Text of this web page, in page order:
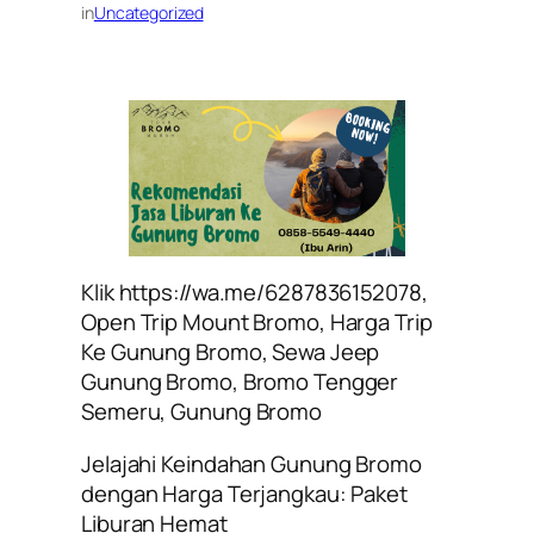
inUncategorized
Klik https://wa.me/6287836152078,
Open Trip Mount Bromo, Harga Trip
Ke Gunung Bromo, Sewa Jeep
Gunung Bromo, Bromo Tengger
Semeru, Gunung Bromo
Jelajahi Keindahan Gunung Bromo
dengan Harga Terjangkau: Paket
Liburan Hemat